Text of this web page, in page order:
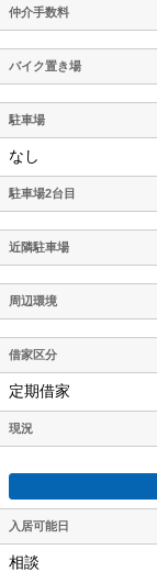
仲介手数料
バイク置き場
駐車場
なし
駐車場2台目
近隣駐車場
周辺環境
借家区分
定期借家
現況
入居可能日
相談